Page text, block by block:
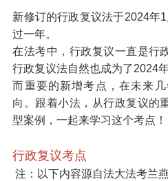
新修订的行政复议法于2024年
过一年。
在法考中，行政复议一直是行
行政复议法自然也成为了2024
而重要的新增考点，在未来
向。 跟着小法，从行政复议的
型案例，一起来学习这个考点！
行政复议考点
注：以下内容源自法大法考兰